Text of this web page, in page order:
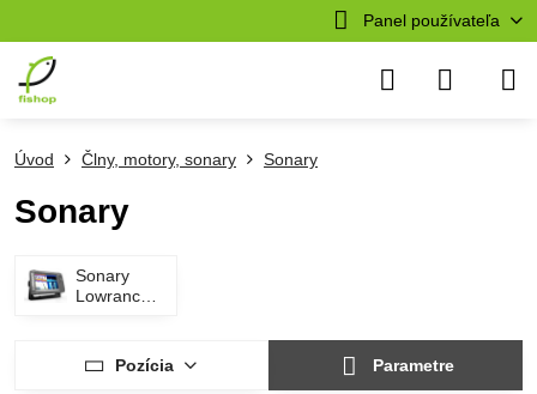
Panel používateľa
Úvod Člny, motory, sonary Sonary
Sonary
Sonary
Lowrance
Pozícia Parametre